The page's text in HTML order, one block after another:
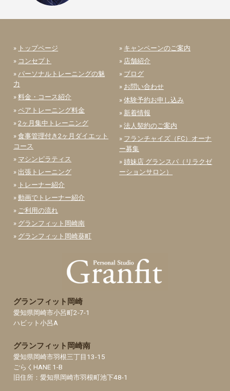
» トップページ
» コンセプト
»パーソナルトレーニングの魅
力
»料金・コース紹介
»ペアトレーニング料金
»2ヶ月集中トレーニング
»食事管理付き2ヶ月ダイエット
コース
» マシンピラティス
» 出張トレーニング
» トレーナー紹介
»動画でトレーナー紹介
» ご利用の流れ
» グランフィット岡崎南
» グランフィット岡崎葵町
» キャンペーンのご案内
» 店舗紹介
» ブログ
» お問い合わせ
»体験予約お申し込み
» 新着情報
»法人契約のご案内
» フランチャイズ（FC）オーナ
ー募集
»姉妹店 グランスパ（リラクゼ
ーションサロン）
グランフィット岡崎
愛知県岡崎市小呂町2-7-1
ハビット小呂A
グランフィット岡崎南
愛知県岡崎市羽根三丁目13-15
ごらくHANE 1-B
旧住所：愛知県岡崎市羽根町池下48-1